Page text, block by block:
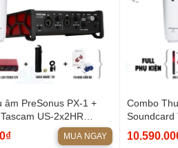
âm PreSonus PX-1 +
US-2x2HR
MUA NGAY
Combo
Soundcard